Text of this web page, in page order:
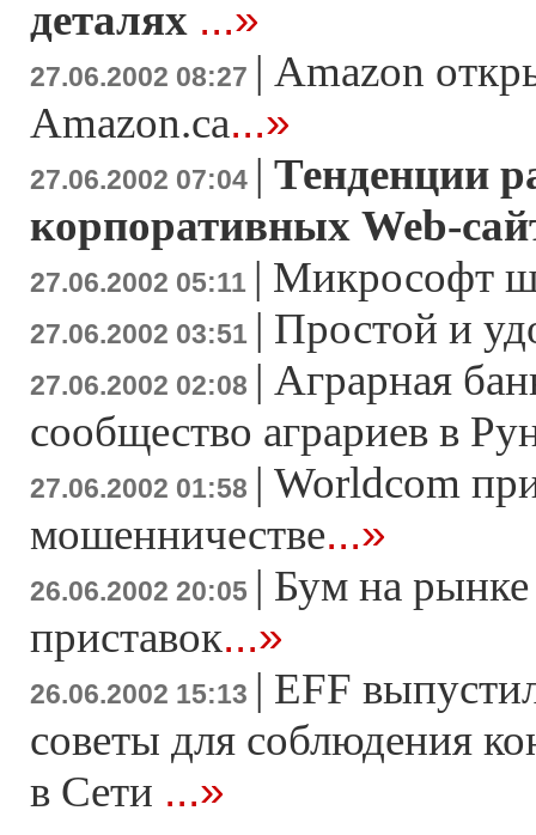
деталях ...»
27.06.2002 08:27 | Amazon
Amazon.ca...»
27.06.2002 07:04 | Тенденции
корпоративных Web-
27.06.2002 05:11 | Микрософт
27.06.2002 03:51 | Простой и
27.06.2002 02:08 | Аграрная
сообщество аграриев в
27.06.2002 01:58 | Worldcom
мошенничестве...»
26.06.2002 20:05 | Бум на
приставок...»
26.06.2002 15:13 | EFF
советы для соблюдения
в Сети ...»